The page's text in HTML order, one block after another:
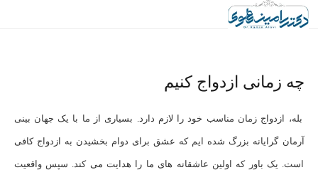
چه زمانی ازدواج کنیم
بله، ازدواج زمان مناسب خود را لازم دارد. بسیاری از ما با یک جهان بینی
آرمان گرایانه بزرگ شده ایم که عشق برای دوام بخشیدن به ازدواج کافی
است. یک باور که اولین عاشقانه های ما را هدایت می کند. سپس واقعیت